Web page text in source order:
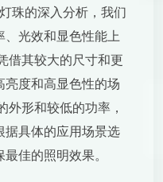
珠的深入分析，我们
光效和显色性能上
借其较大的尺寸和更
度和高显色性的场
形和较低的功率，
据具体的应用场景选
佳的照明效果。